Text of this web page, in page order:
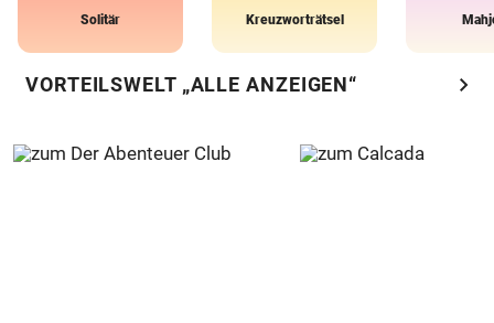
Solitär Kreuzworträtsel
VORTEILSWELT „ALLE ANZEIGEN“ chevron_right